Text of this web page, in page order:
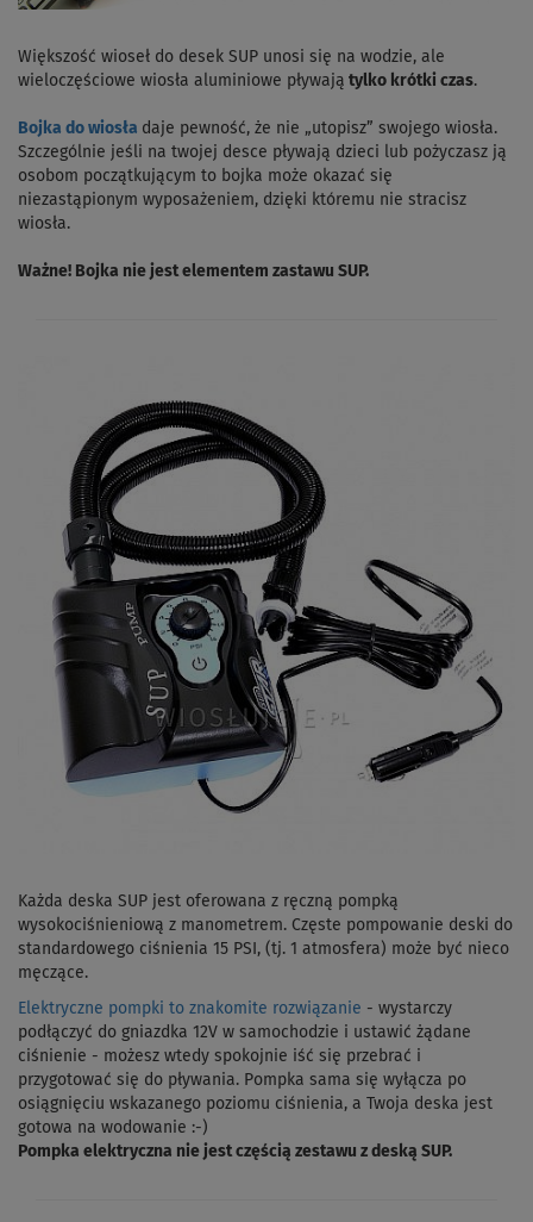
Większość wioseł do desek SUP unosi się na wodzie, ale
wieloczęściowe wiosła aluminiowe pływają tylko krótki czas.
Bojka do wiosła daje pewność, że nie „utopisz” swojego wiosła.
Szczególnie jeśli na twojej desce pływają dzieci lub pożyczasz ją
osobom początkującym to bojka może okazać się
niezastąpionym wyposażeniem, dzięki któremu nie stracisz
wiosła.
Ważne! Bojka nie jest elementem zastawu SUP.
Każda deska SUP jest oferowana z ręczną pompką
wysokociśnieniową z manometrem. Częste pompowanie deski do
standardowego ciśnienia 15 PSI, (tj. 1 atmosfera) może być nieco
męczące.
Elektryczne pompki to znakomite rozwiązanie - wystarczy
podłączyć do gniazdka 12V w samochodzie i ustawić żądane
ciśnienie - możesz wtedy spokojnie iść się przebrać i
przygotować się do pływania. Pompka sama się wyłącza po
osiągnięciu wskazanego poziomu ciśnienia, a Twoja deska jest
gotowa na wodowanie :-)
Pompka elektryczna nie jest częścią zestawu z deską SUP.